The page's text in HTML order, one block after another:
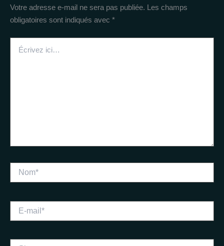
Votre adresse e-mail ne sera pas publiée. Les champs
obligatoires sont indiqués avec *
ici…
Nom*
mail*